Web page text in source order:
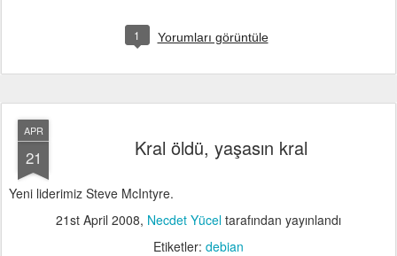
1 Yorumları görüntüle
APR
21 Kral öldü, yaşasın kral
Yeni liderimiz Steve McIntyre.
21st April 2008, Necdet Yücel tarafından yayınlandı
Etiketler: debian